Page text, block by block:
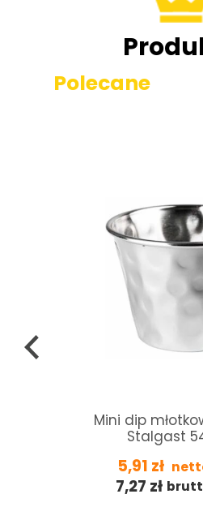
Polecane
Płyn do
285,00zł
350,55zł